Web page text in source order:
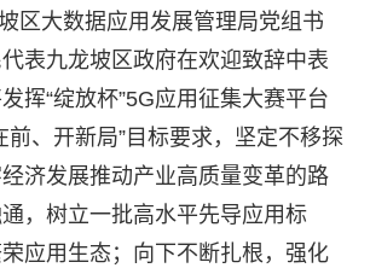
区大数据应用发展管理局党组书
表九龙坡区政府在欢迎致辞中表
挥“绽放杯”5G应用征集大赛平台
前、开新局”目标要求，坚定不移探
济发展推动产业高质量变革的路
，树立一批高水平先导应用标
应用生态；向下不断扎根，强化